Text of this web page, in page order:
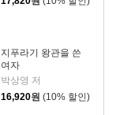
지푸라기 왕관을 쓴
여자
박상영 저
16,920원 (10% 할인)